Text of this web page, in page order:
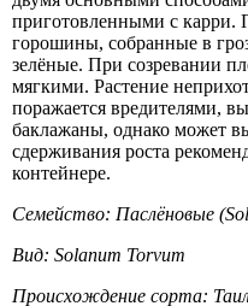
приготовленными с
горошины, собранные в
зелёные. При созревании
мягкими. Растение
поражается вредителями,
баклажаны, однако может
сдерживания роста
контейнере.
Семейство: Паслёновые
Вид: Solanum Torvum
Происхождение сорта: